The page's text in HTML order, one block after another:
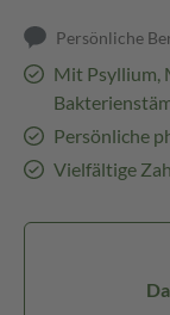
Persönliche
Mit Psyllium,
Persönliche
Vielfältige